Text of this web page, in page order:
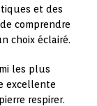
et des
de comprendre
choix éclairé.
les plus
excellente
respirer.